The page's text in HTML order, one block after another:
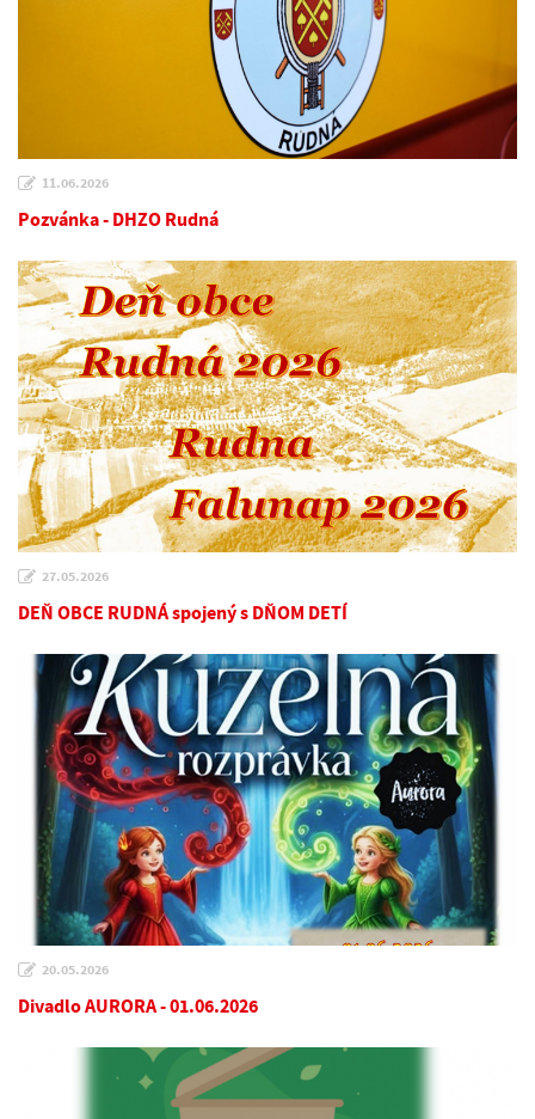
11.06.2026
Pozvánka - DHZO Rudná
27.05.2026
DEŇ OBCE RUDNÁ spojený s DŇOM DETÍ
20.05.2026
Divadlo AURORA - 01.06.2026